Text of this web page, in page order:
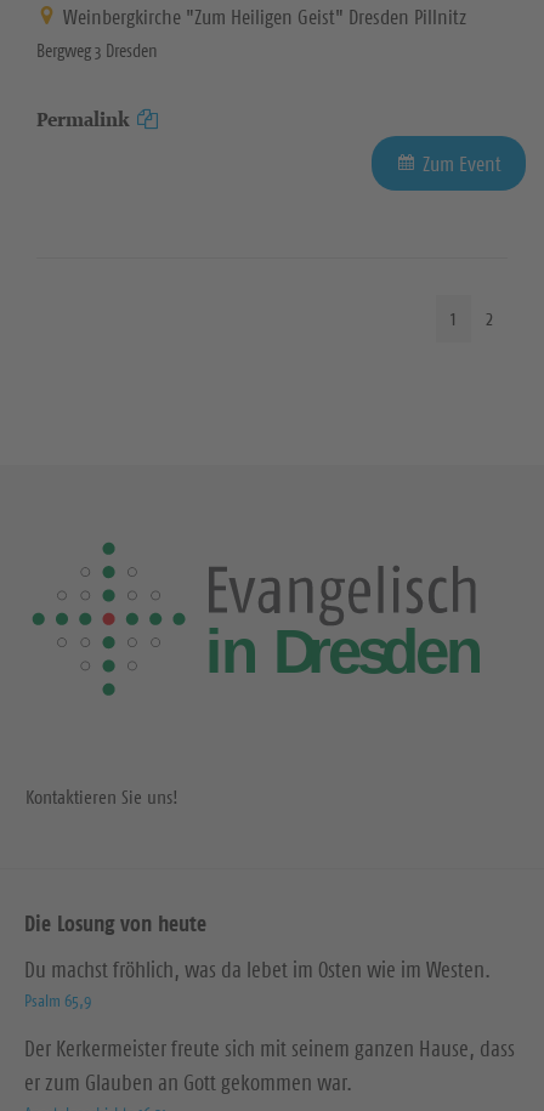
Weinbergkirche "Zum Heiligen Geist" Dresden Pillnitz
Bergweg 3 Dresden
Permalink
Zum Event
1 2
Kontaktieren Sie uns!
Die Losung von heute
Du machst fröhlich, was da lebet im Osten wie im Westen.
Psalm 65,9
Der Kerkermeister freute sich mit seinem ganzen Hause, dass
er zum Glauben an Gott gekommen war.